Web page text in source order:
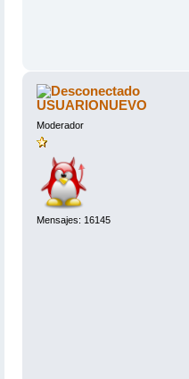
USUARIONUEVO
Moderador
Mensajes: 16145